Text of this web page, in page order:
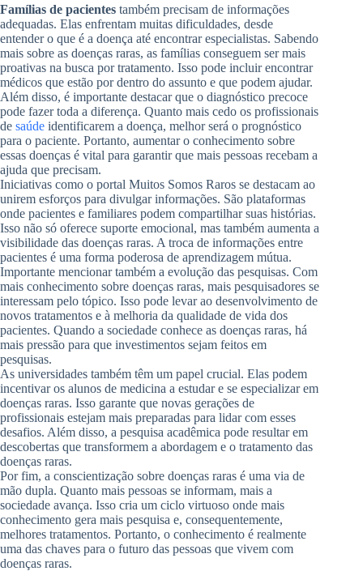
Famílias de pacientes também precisam de informações
adequadas. Elas enfrentam muitas dificuldades, desde
entender o que é a doença até encontrar especialistas. Sabendo
mais sobre as doenças raras, as famílias conseguem ser mais
proativas na busca por tratamento. Isso pode incluir encontrar
médicos que estão por dentro do assunto e que podem ajudar.
Além disso, é importante destacar que o diagnóstico precoce
pode fazer toda a diferença. Quanto mais cedo os profissionais
de saúde identificarem a doença, melhor será o prognóstico
para o paciente. Portanto, aumentar o conhecimento sobre
essas doenças é vital para garantir que mais pessoas recebam a
ajuda que precisam.
Iniciativas como o portal Muitos Somos Raros se destacam ao
unirem esforços para divulgar informações. São plataformas
onde pacientes e familiares podem compartilhar suas histórias.
Isso não só oferece suporte emocional, mas também aumenta a
visibilidade das doenças raras. A troca de informações entre
pacientes é uma forma poderosa de aprendizagem mútua.
Importante mencionar também a evolução das pesquisas. Com
mais conhecimento sobre doenças raras, mais pesquisadores se
interessam pelo tópico. Isso pode levar ao desenvolvimento de
novos tratamentos e à melhoria da qualidade de vida dos
pacientes. Quando a sociedade conhece as doenças raras, há
mais pressão para que investimentos sejam feitos em
pesquisas.
As universidades também têm um papel crucial. Elas podem
incentivar os alunos de medicina a estudar e se especializar em
doenças raras. Isso garante que novas gerações de
profissionais estejam mais preparadas para lidar com esses
desafios. Além disso, a pesquisa acadêmica pode resultar em
descobertas que transformem a abordagem e o tratamento das
doenças raras.
Por fim, a conscientização sobre doenças raras é uma via de
mão dupla. Quanto mais pessoas se informam, mais a
sociedade avança. Isso cria um ciclo virtuoso onde mais
conhecimento gera mais pesquisa e, consequentemente,
melhores tratamentos. Portanto, o conhecimento é realmente
uma das chaves para o futuro das pessoas que vivem com
doenças raras.